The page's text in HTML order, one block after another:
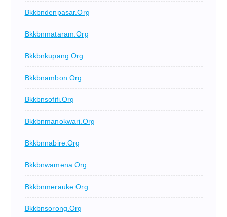
Bkkbndenpasar.org
Bkkbnmataram.org
Bkkbnkupang.org
Bkkbnambon.org
Bkkbnsofifi.org
Bkkbnmanokwari.org
Bkkbnnabire.org
Bkkbnwamena.org
Bkkbnmerauke.org
Bkkbnsorong.org